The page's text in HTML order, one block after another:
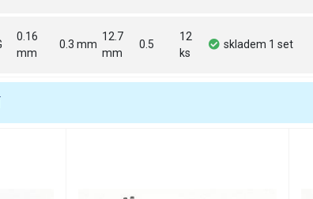
0.16
mm
0.3 mm
12.7
mm
0.5
12
ks
skladem 1 set